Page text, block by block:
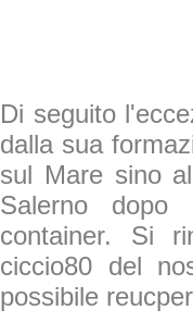
Di seguito
dalla sua
sul Mare sino
Salerno dopo
container. Si
ciccio80 del
possibile